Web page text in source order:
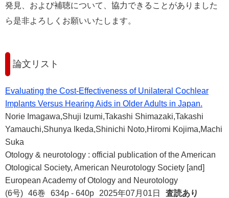
発見、および補聴について、協力できることがありました
ら是非よろしくお願いいたします。
論文リスト
Evaluating the Cost-Effectiveness of Unilateral Cochlear
Implants Versus Hearing Aids in Older Adults in Japan.
Norie Imagawa,Shuji Izumi,Takashi Shimazaki,Takashi
Yamauchi,Shunya Ikeda,Shinichi Noto,Hiromi Kojima,Machi
Suka
Otology & neurotology : official publication of the American
Otological Society, American Neurotology Society [and]
European Academy of Otology and Neurotology
(6号) 46巻 634p - 640p 2025年07月01日
査読あり